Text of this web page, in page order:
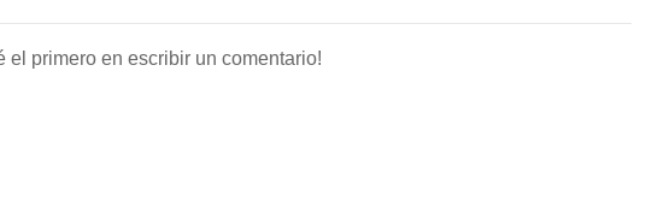
el primero en escribir un comentario!